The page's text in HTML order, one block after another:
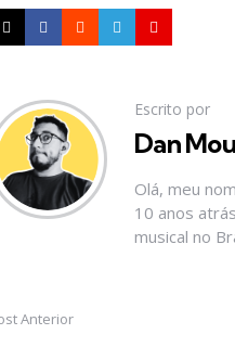
Escrito por
Dan
Olá, meu
10 anos
musical no
Anterior